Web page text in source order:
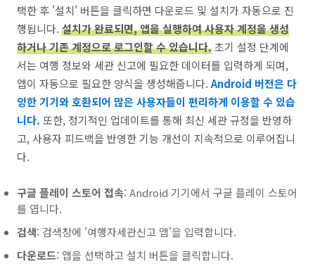
택한 후 '설치' 버튼을 클릭하면 다운로드 및 설치가 자동으로 진
행됩니다. 설치가 완료되면, 앱을 실행하여 사용자 계정을 생성
하거나 기존 계정으로 로그인할 수 있습니다.초기 설정 단계에
서는 여행 정보와 세관 신고에 필요한 데이터를 입력하게 되며,
앱이 자동으로 필요한 양식을 생성해줍니다. Android 버전은 다
양한 기기와 호환되어 많은 사용자들이 편리하게 이용할 수 있습
니다. 또한, 정기적인 업데이트를 통해 최신 세관 규정을 반영하
고, 사용자 피드백을 반영한 기능 개선이 지속적으로 이루어집니
다.
구글 플레이 스토어 접속: Android 기기에서 구글 플레이 스토어
를 엽니다.
검색: 검색창에 '여행자세관신고 앱'을 입력합니다.
다운로드: 앱을 선택하고 설치 버튼을 클릭합니다.